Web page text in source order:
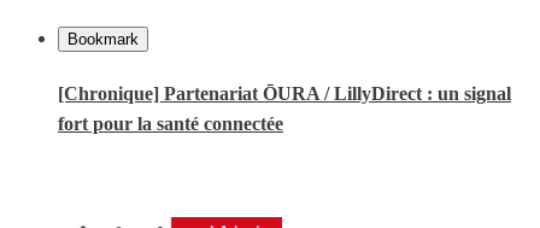
Bookmark
[Chronique] Partenariat ŌURA / LillyDirect : un signal
fort pour la santé connectée